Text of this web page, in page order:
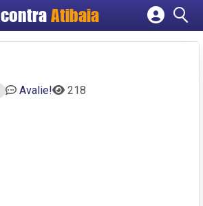
Atibaia
Cadastrar empresa
Avalie! 218